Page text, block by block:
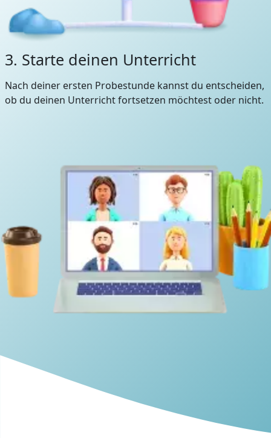
3. Starte deinen Unterricht
Nach deiner ersten Probestunde kannst du entscheiden,
ob du deinen Unterricht fortsetzen möchtest oder nicht.